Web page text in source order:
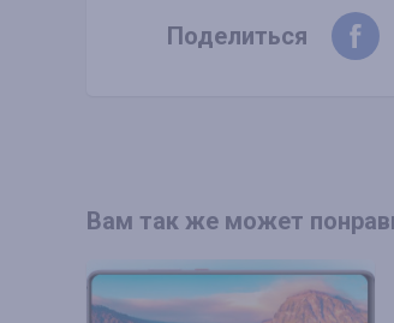
Поделиться
Вам так же может